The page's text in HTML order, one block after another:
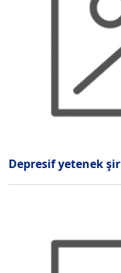
Depresif yetenek